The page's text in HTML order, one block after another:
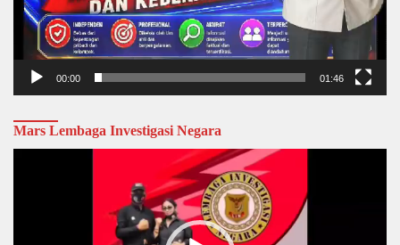
00:00 01:46
Mars Lembaga Investigasi Negara